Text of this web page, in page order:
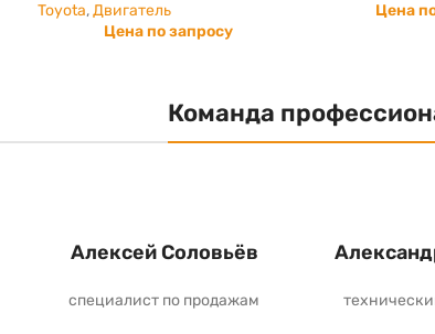
Toyota,Двигатель
Цена по запросу
Цена
Команда
Алексей Соловьёв
специалист по продажам